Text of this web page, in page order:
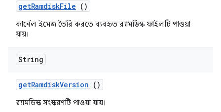
getRamdiskFile ()
কার্নেল ইমেজ তৈরি করতে ব্যবহৃত র‍্যামডিস্ক ফাইলটি পাওয়া
যায়।
String
getRamdiskVersion ()
র‍্যামডিস্ক সংস্করণটি পাওয়া যায়।